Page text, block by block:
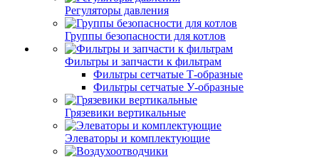
Регуляторы давления
Группы безопасности для котлов
Фильтры и запчасти к фильтрам
Фильтры сетчатые Т-образные
Фильтры сетчатые У-образные
Грязевики вертикальные
Элеваторы и комплектующие